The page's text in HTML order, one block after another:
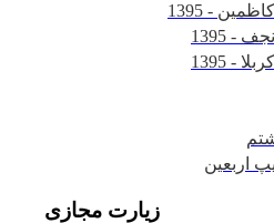
زیارت مجازی